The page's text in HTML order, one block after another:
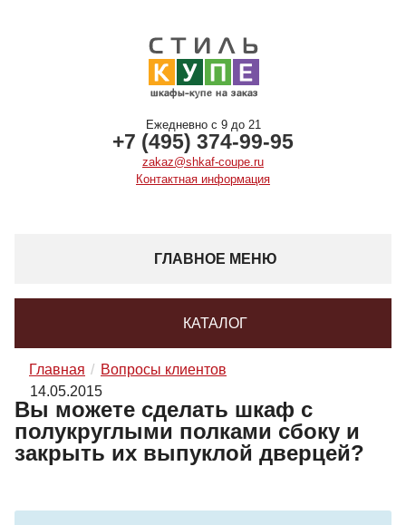
Ежедневно с 9 до 21
+7 (495) 374-99-95
zakaz@shkaf-coupe.ru
Контактная информация
ГЛАВНОЕ МЕНЮ
КАТАЛОГ
Главная
Вопросы клиентов
14.05.2015
Вы можете сделать шкаф с
полукруглыми полками сбоку и
закрыть их выпуклой дверцей?